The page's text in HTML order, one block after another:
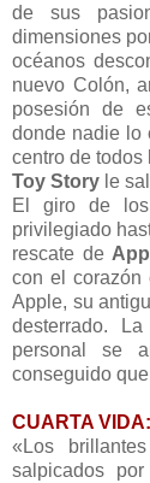
de sus
dimensiones
océanos
nuevo Colón,
posesión de
donde nadie lo
centro de todos
Toy Story le
El giro de
privilegiado
rescate de
con el corazón
Apple, su
desterrado.
personal se
conseguido
CUARTA
«Los
salpicados